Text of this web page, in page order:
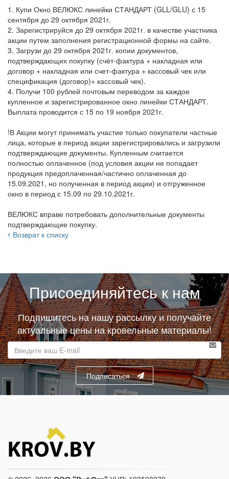
1. Купи Окно ВЕЛЮКС линейки СТАНДАРТ (GLL/GLU) с 15
сентября до 29 октября 2021г.
2. Зарегистрируйся до 29 октября 2021г. в качестве участника
акции путем заполнения регистрационной формы на сайте.
3. Загрузи до 29 октября 2021г. копии документов,
подтверждающих покупку (счёт-фактура + накладная или
договор + накладная или счет-фактура + кассовый чек или
спецификация (договор)+ кассовый чек).
4. Получи 100 рублей почтовым переводом за каждое
купленное и зарегистрированное окно линейки СТАНДАРТ.
Выплата проводится с 15 по 19 ноября 2021г.
!В Акции могут принимать участие только покупатели частные
лица, которые в период акции зарегистрировались и загрузили
подтверждающие документы. Купленным считается
полностью оплаченное (под условия акции не попадает
продукция предоплаченная/частично оплаченная до
15.09.2021, но полученная в период акции) и отгруженное
окно в период с 15.09 по 29.10.2021г.
ВЕЛЮКС вправе потребовать дополнительные документы
подтверждающие покупку.
Возврат к списку
Присоединяйтесь к нам
Подпишитесь на нашу рассылку и получайте
актуальные цены на кровельные материалы!
mail
адрес
Подписаться